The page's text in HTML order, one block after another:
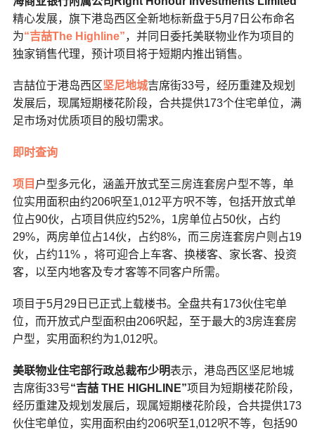
精心发展，旗下港岛西区全新地标新盘于5月7日公布命名
为“吉喆The Highline”，并同日委托美联物业作为项目的
独家销售代理，预计项目将于短期内推出销售。
吉喆位于港岛西区坚尼地城吉席街33号，经历重建及规划
发展后，现属短期楼花阶段，合共提供173个住宅单位，满
足市场对优质项目的殷切需求。
即时查询
项目 户型多元化，涵盖开放式至三房连套房户型不等，单
位实用面积由约206呎至1,012平方呎不等，包括开放式单
位占90伙，占项目供应约52%，1房单位占50伙，占约
29%，两房单位占14伙，占约8%，而三房连套房户则占19
伙，占约11% ，将可迎合上车客、换楼客、家长客、投资
客，以至内地客及专才客等不同客户所需。
项目于5月29日已正式上载楼书。全盘共有173伙住宅单
位，而开放式户型面积由206呎起，至于最大的3房连套房
户型，实用面积约为1,012呎。
美联物业住宅部行政总裁布少明表示，港岛西区坚尼地城
吉席街33号“吉喆 THE HIGHLINE”项目为短期楼花阶段，
经历重建及规划发展后，现属短期楼花阶段，合共提供173
伙住宅单位，实用面积由约206呎至1,012呎不等，包括90